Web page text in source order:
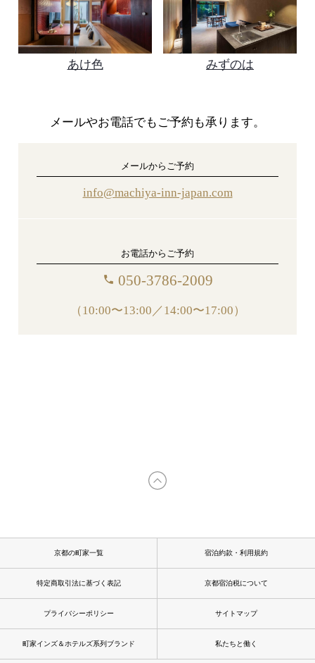
あけ色 みずのは
メールやお電話でもご予約も承ります。
メールからご予約
info@machiya-inn-japan.com
お電話からご予約
phone 050-3786-2009
（10:00〜13:00／14:00〜17:00）
京都の町家一覧 宿泊約款・利用規約
特定商取引法に基づく表記 京都宿泊税について
プライバシーポリシー サイトマップ
町家インズ＆ホテルズ系列ブランド 私たちと働く